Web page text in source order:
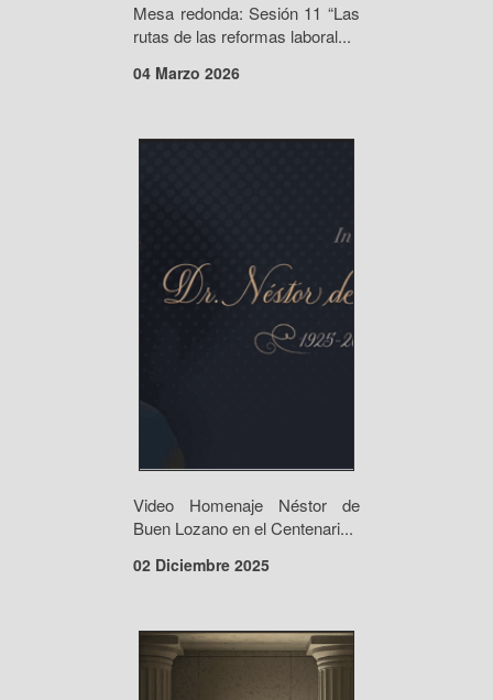
Mesa redonda: Sesión 11 “Las
rutas de las reformas laboral...
04 Marzo 2026
Video Homenaje Néstor de
Buen Lozano en el Centenari...
02 Diciembre 2025